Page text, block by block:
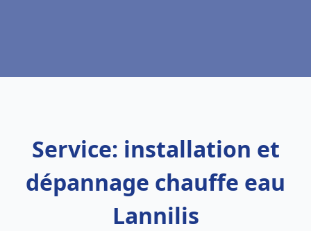
Service: installation et
dépannage chauffe eau
Lannilis